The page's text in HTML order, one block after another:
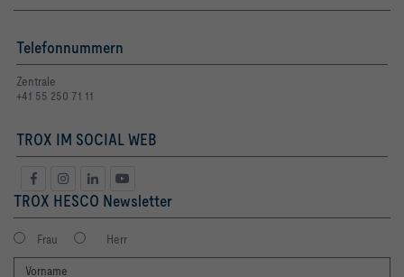
Telefonnummern
Zentrale
+41 55 250 71 11
TROX IM SOCIAL WEB
TROX HESCO Newsletter
Frau Herr